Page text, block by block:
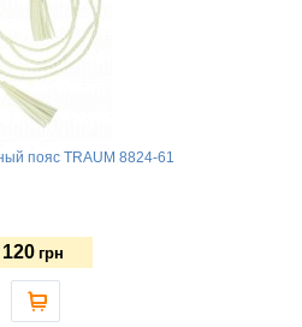
пояс TRAUM 8824-61
120 грн